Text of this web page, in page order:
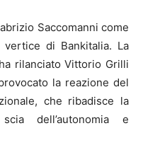
Saccomanni come
di Bankitalia. La
rilanciato Vittorio Grilli
la reazione del
che ribadisce la
dell’autonomia e